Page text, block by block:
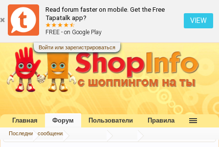
Read forum faster on mobile. Get the Free
Tapatalk app?
FREE - on Google Play
VIEW
Войти или зарегистрироваться
Главная Форум
Главная Форум
Последние сообщения
Пользователи Правила